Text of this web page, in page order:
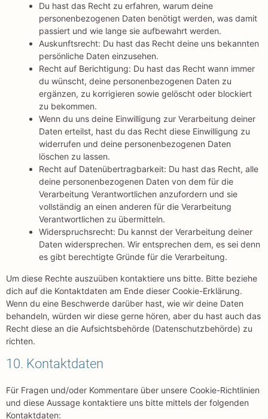
Du hast das Recht zu erfahren, warum deine
personenbezogenen Daten benötigt werden, was damit
passiert und wie lange sie aufbewahrt werden.
Auskunftsrecht: Du hast das Recht deine uns bekannten
persönliche Daten einzusehen.
Recht auf Berichtigung: Du hast das Recht wann immer
du wünscht, deine personenbezogenen Daten zu
ergänzen, zu korrigieren sowie gelöscht oder blockiert
zu bekommen.
Wenn du uns deine Einwilligung zur Verarbeitung deiner
Daten erteilst, hast du das Recht diese Einwilligung zu
widerrufen und deine personenbezogenen Daten
löschen zu lassen.
Recht auf Datenübertragbarkeit: Du hast das Recht, alle
deine personenbezogenen Daten von dem für die
Verarbeitung Verantwortlichen anzufordern und sie
vollständig an einen anderen für die Verarbeitung
Verantwortlichen zu übermitteln.
Widerspruchsrecht: Du kannst der Verarbeitung deiner
Daten widersprechen. Wir entsprechen dem, es sei denn
es gibt berechtigte Gründe für die Verarbeitung.
Um diese Rechte auszuüben kontaktiere uns bitte. Bitte beziehe
dich auf die Kontaktdaten am Ende dieser Cookie-Erklärung.
Wenn du eine Beschwerde darüber hast, wie wir deine Daten
behandeln, würden wir diese gerne hören, aber du hast auch das
Recht diese an die Aufsichtsbehörde (Datenschutzbehörde) zu
richten.
10. Kontaktdaten
Für Fragen und/oder Kommentare über unsere Cookie-Richtlinien
und diese Aussage kontaktiere uns bitte mittels der folgenden
Kontaktdaten: